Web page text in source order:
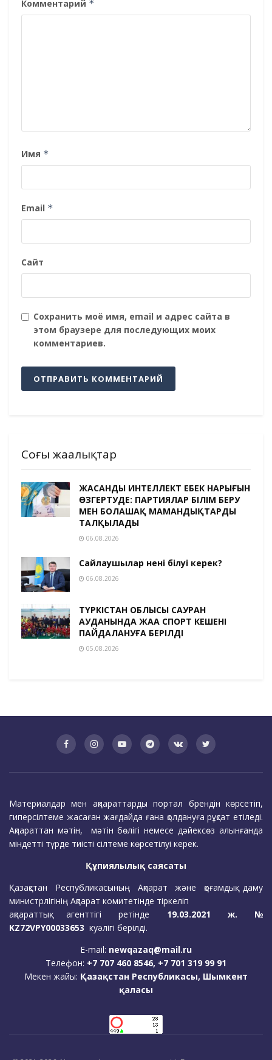
Комментарий *
Имя *
Email *
Сайт
Сохранить моё имя, email и адрес сайта в
этом браузере для последующих моих
комментариев.
Соңғы жаңалықтар
ЖАСАНДЫ ИНТЕЛЛЕКТ ЕҢБЕК НАРЫҒЫН
ӨЗГЕРТУДЕ: ПАРТИЯЛАР БІЛІМ БЕРУ
МЕН БОЛАШАҚ МАМАНДЫҚТАРДЫ
ТАЛҚЫЛАДЫ
06.08.2026
Сайлаушылар нені білуі керек?
06.08.2026
ТҮРКІСТАН ОБЛЫСЫ САУРАН
АУДАНЫНДА ЖАҢА СПОРТ КЕШЕНІ
ПАЙДАЛАНУҒА БЕРІЛДІ
05.08.2026
Материалдар мен ақпараттарды портал брендін көрсетіп,
гиперсілтеме жасаған жағдайда ғана қолдануға рұқсат етіледі.
Ақпараттан мәтін, мәтін бөлігі немесе дәйексөз алынғанда
міндетті түрде тиісті сілтеме көрсетілуі керек.
Құпиялылық саясаты
Қазақстан Республикасының Ақпарат және қоғамдық даму
министрлігінің Ақпарат комитетінде тіркеліп
ақпараттық агенттігі ретінде 19.03.2021 ж. №
KZ72VPY00033653 куәлігі берілді.
E-mail: newqazaq@mail.ru
Телефон: +7 707 460 8546, +7 701 319 99 91
Мекен жайы: Қазақстан Республикасы, Шымкент
қаласы